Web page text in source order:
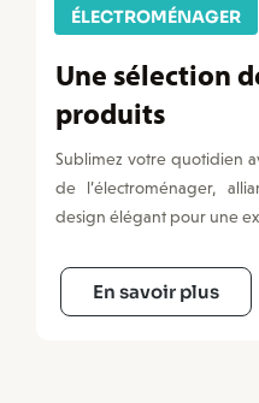
ÉLECTROMÉNAGER
Une sélection
produits
Sublimez votre quotidien
de l’électroménager,
design élégant pour une
En savoir plus